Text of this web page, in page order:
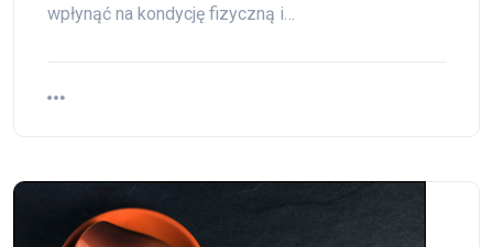
wpłynąć na kondycję fizyczną i…